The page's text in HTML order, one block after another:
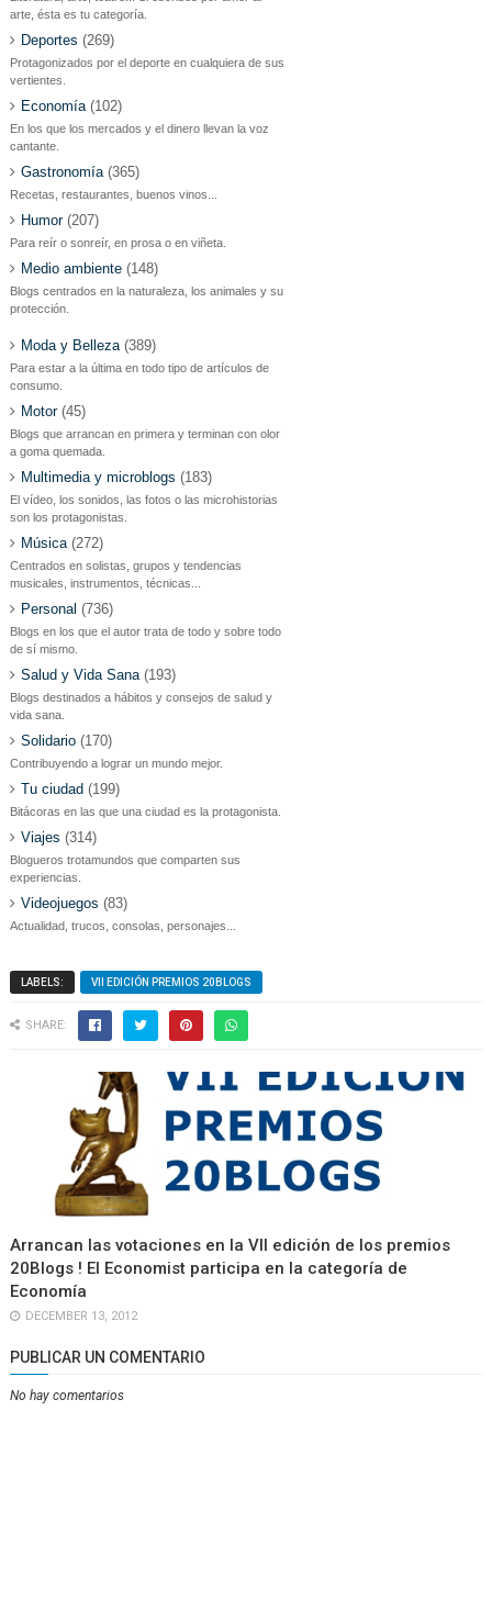
arte, ésta es tu categoría.
Deportes (269)
Protagonizados por el deporte en cualquiera de sus
vertientes.
Economía(102)
En los que los mercados y el dinero llevan la voz
cantante.
Gastronomía(365)
Recetas, restaurantes, buenos vinos...
Humor(207)
Para reír o sonreír, en prosa o en viñeta.
Medio ambiente(148)
Blogs centrados en la naturaleza, los animales y su
protección.
Moda y Belleza(389)
Para estar a la última en todo tipo de artículos de
consumo.
Motor(45)
Blogs que arrancan en primera y terminan con olor
a goma quemada.
Multimedia y microblogs (183)
El vídeo, los sonidos, las fotos o las microhistorias
son los protagonistas.
Música(272)
Centrados en solistas, grupos y tendencias
musicales, instrumentos, técnicas...
Personal (736)
Blogs en los que el autor trata de todo y sobre todo
de sí mismo.
Salud y Vida Sana(193)
Blogs destinados a hábitos y consejos de salud y
vida sana.
Solidario(170)
Contribuyendo a lograr un mundo mejor.
Tu ciudad (199)
Bitácoras en las que una ciudad es la protagonista.
Viajes (314)
Blogueros trotamundos que comparten sus
experiencias.
Videojuegos (83)
Actualidad, trucos, consolas, personajes...
LABELS: VII EDICIÓN PREMIOS 20BLOGS
SHARE:
Arrancan las votaciones en la VII edición de los premios
20Blogs ! El Economist participa en la categoría de
Economía
DECEMBER 13, 2012
PUBLICAR UN COMENTARIO
No hay comentarios